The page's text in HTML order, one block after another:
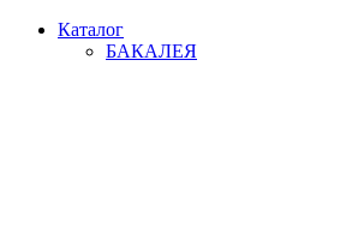
Каталог
БАКАЛЕЯ